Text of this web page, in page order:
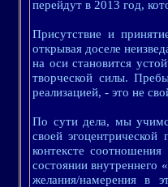
перейдут в 2013 год,
Присутствие и
открывая доселе
на оси становится
творческой силы.
реализацией, - это не
По сути дела, мы
своей
контексте
состоянии внутреннего
желания/намерения в